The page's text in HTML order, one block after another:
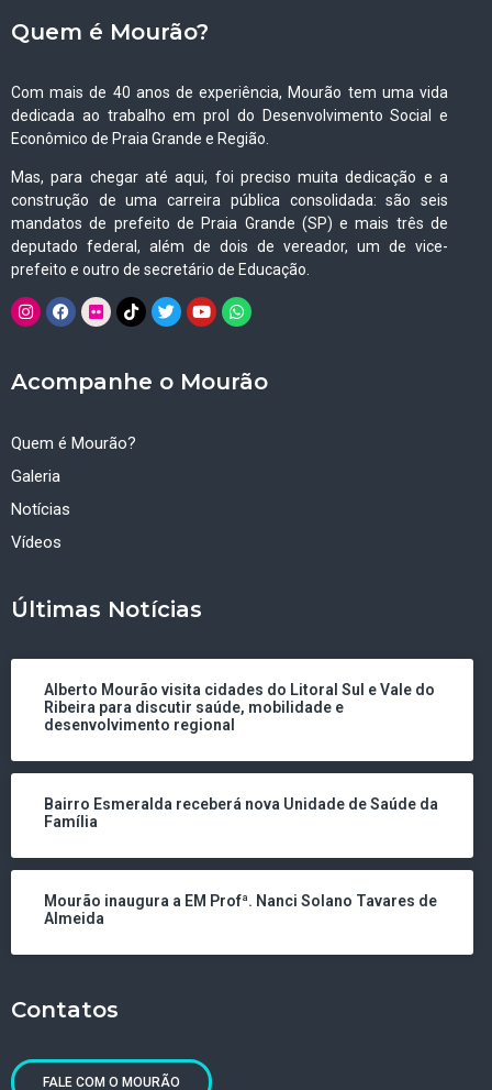
Quem é Mourão?
Com mais de 40 anos de experiência, Mourão tem uma vida
dedicada ao trabalho em prol do Desenvolvimento Social e
Econômico de Praia Grande e Região.
Mas, para chegar até aqui, foi preciso muita dedicação e a
construção de uma carreira pública consolidada: são seis
mandatos de prefeito de Praia Grande (SP) e mais três de
deputado federal, além de dois de vereador, um de vice-
prefeito e outro de secretário de Educação.
Acompanhe o Mourão
Quem é Mourão?
Galeria
Notícias
Vídeos
Últimas Notícias
Alberto Mourão visita cidades do Litoral Sul e Vale do
Ribeira para discutir saúde, mobilidade e
desenvolvimento regional
Bairro Esmeralda receberá nova Unidade de Saúde da
Família
Mourão inaugura a EM Profª. Nanci Solano Tavares de
Almeida
Contatos
FALE COM O MOURÃO